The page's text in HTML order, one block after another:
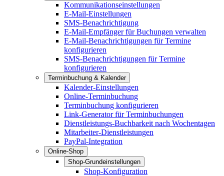
Kommunikationseinstellungen
E-Mail-Einstellungen
SMS-Benachrichtigung
E-Mail-Empfänger für Buchungen verwalten
E-Mail-Benachrichtigungen für Termine
konfigurieren
SMS-Benachrichtigungen für Termine
konfigurieren
Terminbuchung & Kalender
Kalender-Einstellungen
Online-Terminbuchung
Terminbuchung konfigurieren
Link-Generator für Terminbuchungen
Dienstleistungs-Buchbarkeit nach Wochentagen
Mitarbeiter-Dienstleistungen
PayPal-Integration
Online-Shop
Shop-Grundeinstellungen
Shop-Konfiguration